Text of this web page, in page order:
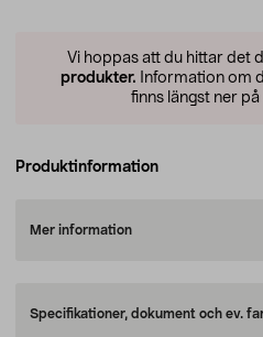
Vi hoppas att du hittar det
produkter. Information om
finns längst ner
Produktinformation
Mer information
Specifikationer, dokument och ev.